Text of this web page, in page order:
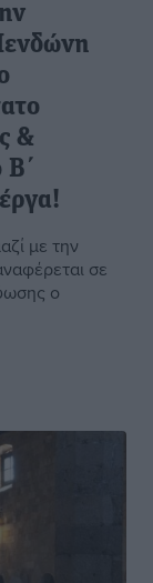
&
με την
σε
ο